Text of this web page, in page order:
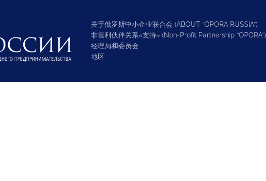
关于俄罗斯中小企业联合会 (ABOUT “OPORA RUSSIA”)
非营利伙伴关系«支持» (Non-Profit Partnership “OPORA”)
经理局和委员会
地区